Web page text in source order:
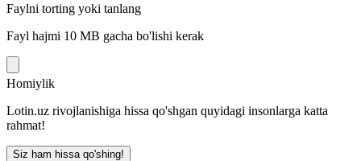
Faylni torting yoki tanlang
Fayl hajmi 10 MB gacha bo'lishi kerak
Homiylik
Lotin.uz rivojlanishiga hissa qo'shgan quyidagi insonlarga katta
rahmat!
Siz ham hissa qo'shing!